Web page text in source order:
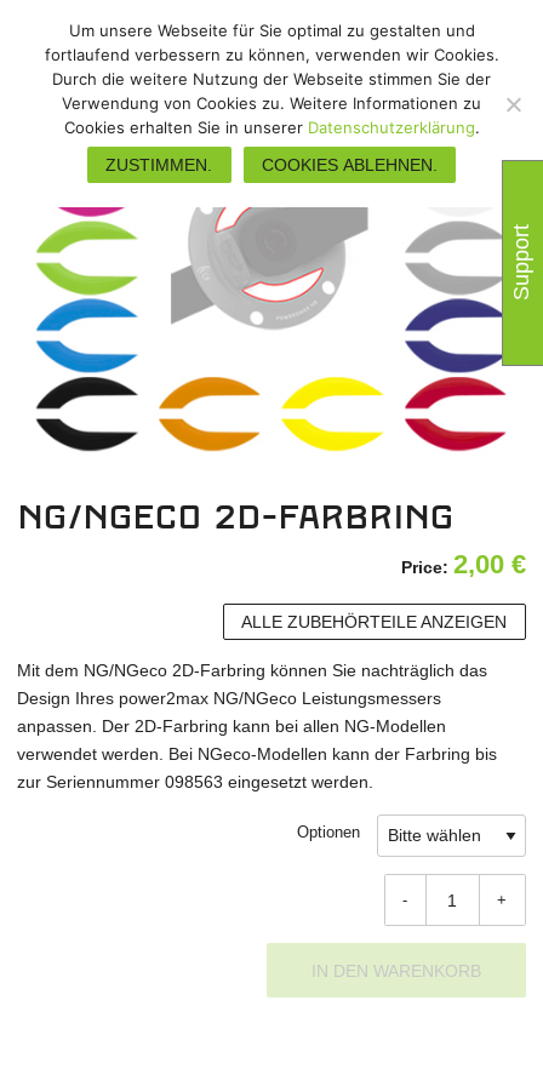
NG/NGeco 2D-Farbring
Price: 2,00 €
ALLE ZUBEHÖRTEILE ANZEIGEN
Mit dem NG/NGeco 2D-Farbring können Sie nachträglich das
Design Ihres power2max NG/NGeco Leistungsmessers
anpassen. Der 2D-Farbring kann bei allen NG-Modellen
verwendet werden. Bei NGeco-Modellen kann der Farbring bis
zur Seriennummer 098563 eingesetzt werden.
Optionen
- +
IN DEN WARENKORB
Support
Um unsere Webseite für Sie optimal zu gestalten und
fortlaufend verbessern zu können, verwenden wir Cookies.
Durch die weitere Nutzung der Webseite stimmen Sie der
Verwendung von Cookies zu. Weitere Informationen zu
Cookies erhalten Sie in unserer Datenschutzerklärung.
ZUSTIMMEN.
COOKIES ABLEHNEN.